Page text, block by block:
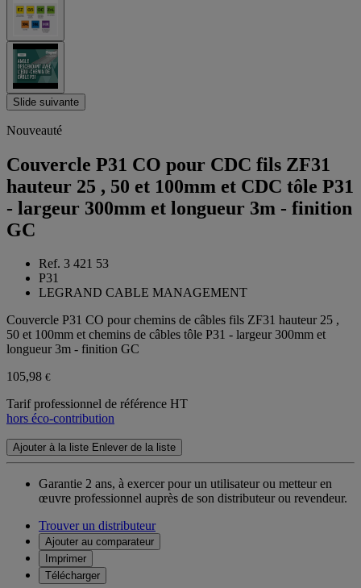
Slide suivante
Nouveauté
Couvercle P31 CO pour CDC fils ZF31
hauteur 25 , 50 et 100mm et CDC tôle P31
- largeur 300mm et longueur 3m - finition
GC
Ref. 3 421 53
P31
LEGRAND CABLE MANAGEMENT
Couvercle P31 CO pour chemins de câbles fils ZF31 hauteur 25 ,
50 et 100mm et chemins de câbles tôle P31 - largeur 300mm et
longueur 3m - finition GC
105,98 €
Tarif professionnel de référence HT
hors éco-contribution
Ajouter à la liste Enlever de la liste
Garantie 2 ans, à exercer pour un utilisateur ou metteur en
œuvre professionnel auprès de son distributeur ou revendeur.
Trouver un distributeur
Ajouter au comparateur
Imprimer
Télécharger